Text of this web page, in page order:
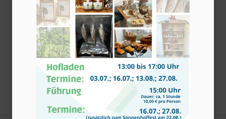
Fördersumme: 150,00 EUR
Antragsteller: Caritasverband für Chemnitz
und Umgebung e.V.